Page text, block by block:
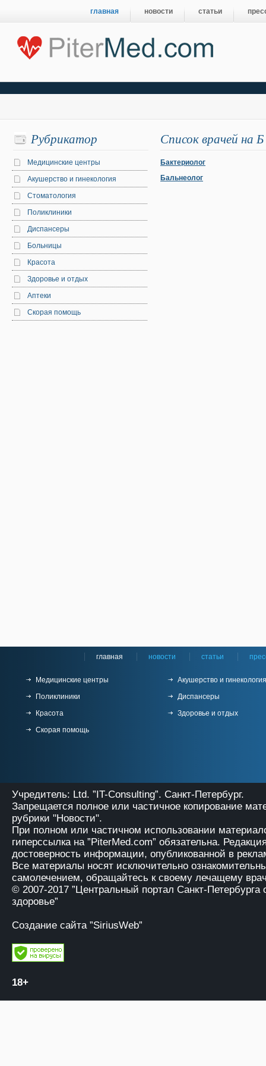
главная новости статьи
Список врачей на Б
Бактериолог
Бальнеолог
Рубрикатор
Медицинские центры
Акушерство и гинекология
Стоматология
Поликлиники
Диспансеры
Больницы
Красота
Здоровье и отдых
Аптеки
Скорая помощь
главная новости статьи
Медицинские центры
Акушерство и гинекология
Поликлиники
Диспансеры
Красота
Здоровье и отдых
Скорая помощь
Учредитель: Ltd. ”IT-Consulting”. Санкт-Петербург.
Запрещается полное или частичное копирование
рубрики "Новости".
При полном или частичном использовании
гиперссылка на ”PiterMed.com” обязательна.
достоверность информации, опубликованной в
Все материалы носят исключительно
самолечением, обращайтесь к своему лечащему
© 2007-2017 ”Центральный портал Санкт-
здоровье”
Создание сайта ”SiriusWeb”
18+